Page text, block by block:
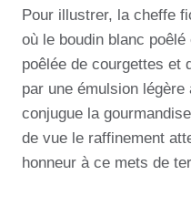
Pour illustrer, la cheffe
où le boudin blanc poêlé
poêlée de courgettes et
par une émulsion
conjugue la
de vue le raffinement
honneur à ce mets de